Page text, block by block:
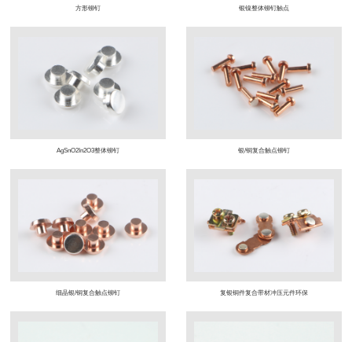
方形铆钉 银镍整体铆钉触点
AgSnO2In2O3整体铆钉 银/铜复合触点铆钉
细晶银/铜复合触点铆钉 复银铜件复合带材冲压元件环保